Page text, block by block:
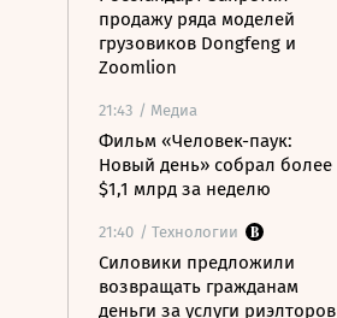
продажу ряда моделей
грузовиков Dongfeng и
Zoomlion
21:43 / Медиа
Фильм «Человек-паук:
Новый день» собрал более
$1,1 млрд за неделю
21:40 / Технологии
Силовики предложили
возвращать гражданам
деньги за услуги риэлторов